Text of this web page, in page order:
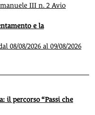
III n. 2 Avio
e la
08/08/2026 al 09/08/2026
il percorso “Passi che